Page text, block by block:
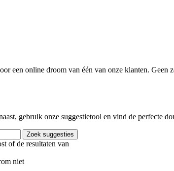
een online droom van één van onze klanten.
gebruik onze suggestietool en vind de perfecte
Zoek suggesties
of de resultaten van
niet